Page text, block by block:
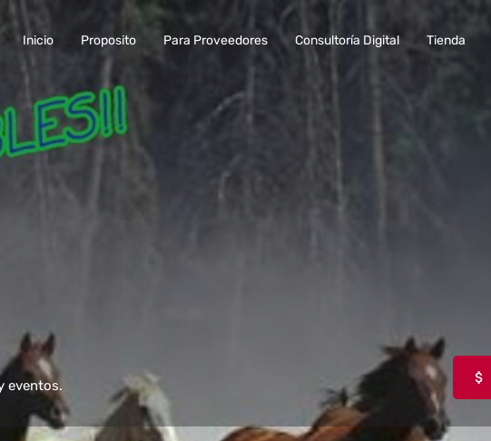
Inicio Proposito Para Proveedores Consultoría Digital Tienda
eventos.